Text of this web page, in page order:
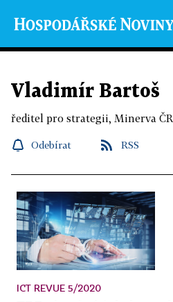
Vladimír Bartoš
ředitel pro strategii, Minerva ČR
Odebírat RSS
ICT REVUE 5/2020